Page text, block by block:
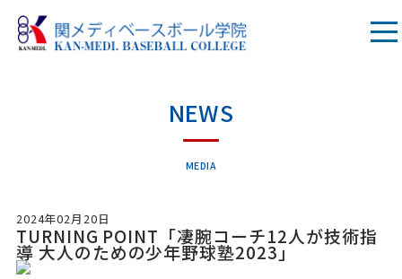
NEWS
MEDIA
2024年02月20日
TURNING POINT「凄腕コーチ12人が技術指
導 大人のための少年野球塾2023」